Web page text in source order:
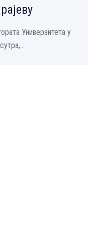
Универзитета у